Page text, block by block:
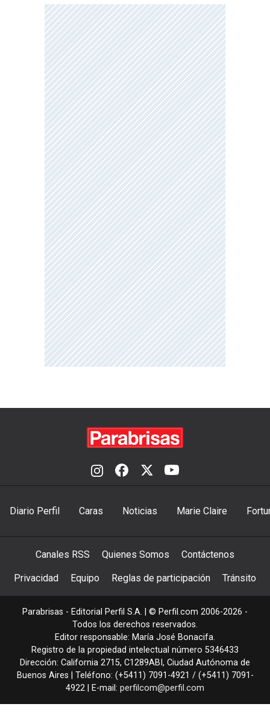
Diario Perfil Caras Noticias Marie Claire
Canales RSS Quienes Somos Contáctenos
Privacidad Equipo Reglas de participación Tránsito
Parabrisas - Editorial Perfil S.A. | © Perfil.com 2006-2026 -
Todos los derechos reservados.
Editor responsable: María José Bonacifa.
Registro de la propiedad intelectual número 5346433
Dirección: California 2715, C1289ABI , Ciudad Autónoma de
Buenos Aires | Teléfono: (+5411) 7091-4921 / (+5411) 7091-
4922 | E-mail: perfilcom@perfil.com